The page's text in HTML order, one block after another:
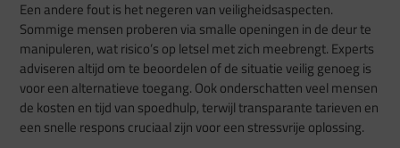
Een andere fout is het negeren van veiligheidsaspecten.
Sommige mensen proberen via smalle openingen in de deur te
manipuleren, wat risico’s op letsel met zich meebrengt. Experts
adviseren altijd om te beoordelen of de situatie veilig genoeg is
voor een alternatieve toegang. Ook onderschatten veel mensen
de kosten en tijd van spoedhulp, terwijl transparante tarieven en
een snelle respons cruciaal zijn voor een stressvrije oplossing.